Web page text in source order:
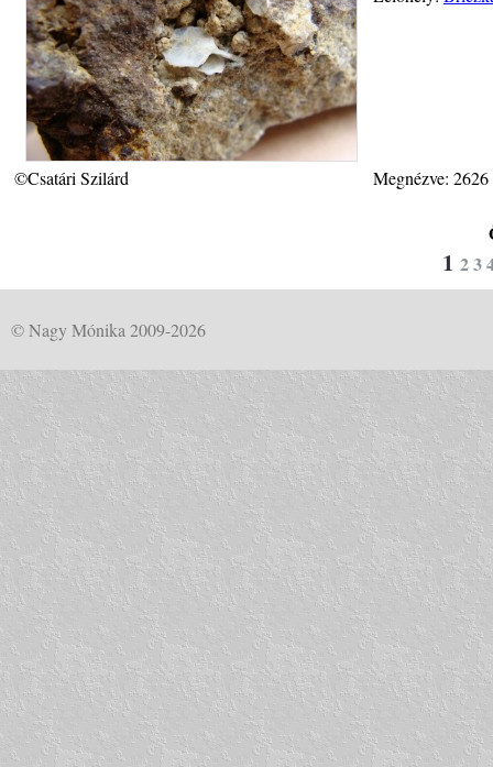
©Csatári Szilárd Megnézve:
1 23
© Nagy Mónika 2009-2026